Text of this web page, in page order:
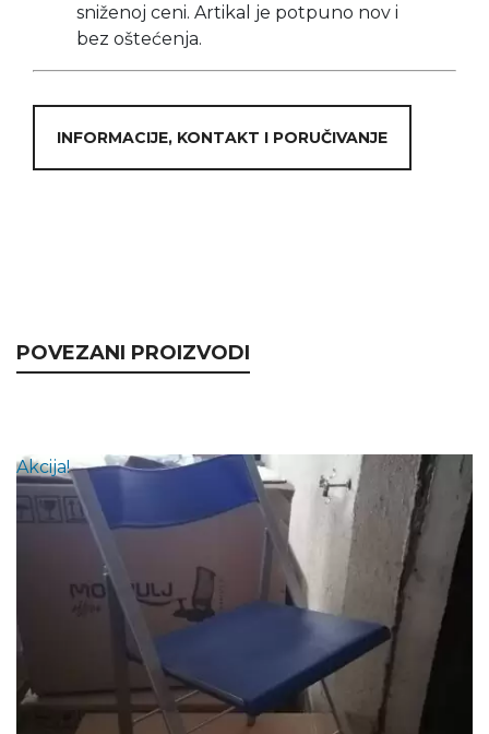
sniženoj ceni. Artikal je potpuno nov i
bez oštećenja.
INFORMACIJE, KONTAKT I PORUČIVANJE
POVEZANI PROIZVODI
Akcija!